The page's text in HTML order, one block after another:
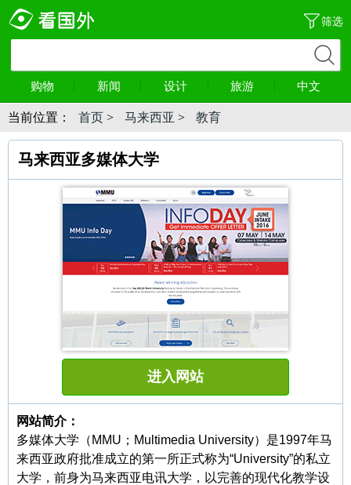
筛选
购物 新闻 设计 旅游 中文
当前位置： 首页 > 马来西亚 > 教育
马来西亚多媒体大学
进入网站
网站简介：
多媒体大学（MMU；Multimedia University）是1997年马
来西亚政府批准成立的第一所正式称为“University”的私立
大学，前身为马来西亚电讯大学，以完善的现代化教学设